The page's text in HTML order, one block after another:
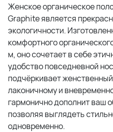
Женское органическое
Graphite является
экологичности.
комфортного
м, оно сочетает в себе
удобство повседневной
подчёркивает
лаконичному и
гармонично дополнит ваш
позволяя выглядеть
одновременно.